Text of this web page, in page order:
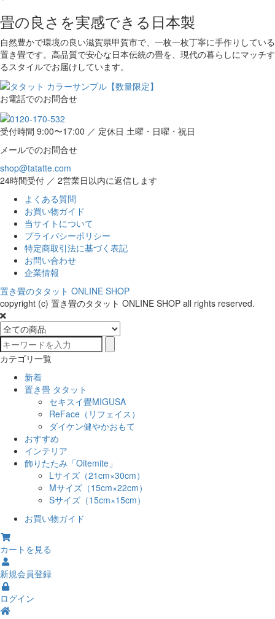
畳の良さを実感できる日本製
自然豊かで環境の良い滋賀県甲賀市で、一枚一枚丁寧に手作りしている
置き畳です。高品質で安心な日本伝統の畳を、現代の暮らしにマッチす
るスタイルでお届けしています。
お電話でのお問合せ
受付時間 9:00〜17:00 ／ 定休日 土曜・日曜・祝日
メールでのお問合せ
shop@tatatte.com
24時間受付 ／ 2営業日以内に返信します
よくある質問
お買い物ガイド
当サイトについて
プライバシーポリシー
特定商取引法に基づく表記
お問い合わせ
企業情報
置き畳のタタット ONLINE SHOP
copyright (c) 置き畳のタタット ONLINE SHOP all rights reserved.
カテゴリ一覧
新着
置き畳 タタット
セキスイ畳MIGUSA
ReFace（リフェイス）
ダイケン健やかおもて
おすすめ
インテリア
飾りたたみ「Oitemite」
Lサイズ（21cm×30cm）
Mサイズ（15cm×22cm）
Sサイズ（15cm×15cm）
お買い物ガイド
カートを見る
新規会員登録
ログイン